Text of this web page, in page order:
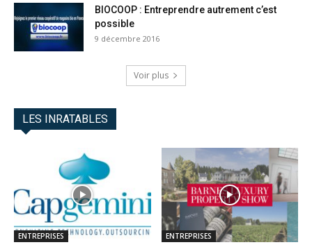
BIOCOOP : Entreprendre autrement c’est
possible
9 décembre 2016
Voir plus
LES INRATABLES
ENTREPRISES ENTREPRISES